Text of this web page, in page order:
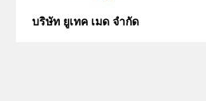
บริษัท ยูเทค เมด จำกัด